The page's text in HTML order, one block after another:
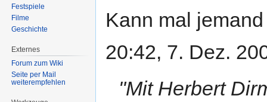
Kann mal
20:42, 7. Dez.
"Mit Herbert
Festspiele
Filme
Geschichte
Externes
Forum zum Wiki
Seite per Mail
weiterempfehlen